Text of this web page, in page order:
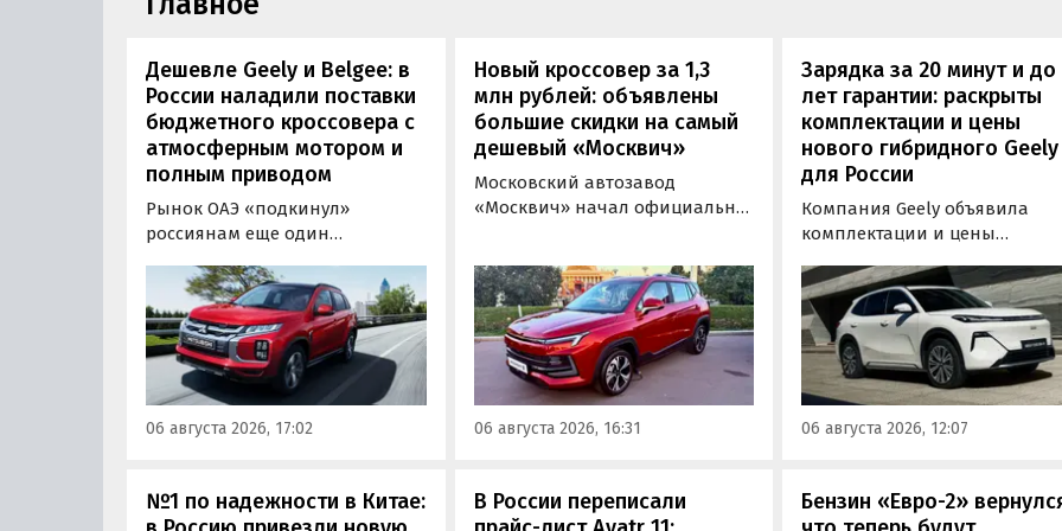
Дешевле Geely и Belgee: в
России наладили поставки
бюджетного кроссовера с
атмосферным мотором и
полным приводом
Рынок ОАЭ «подкинул»
россиянам еще один
продавался в России
официально. Речь о Mitsubishi
ASX: у дилеров в Эмиратах он
стоит примерно от 1 600 000
рублей по текущему курсу, а у
нас с учетом всех расходов
цены на него стартуют от 2 251
06 августа 2026, 17:02
Новый кроссовер за 1,3
млн рублей: объявлены
большие скидки на самый
дешевый «Москвич»
Московский автозавод
«Москвич» начал официально
прямой выгодой в размере 360
тыс. рублей. Получить такую
скидку можно при покупке
нового автомобиля 2025 или
2026 года выпуска в период с 4
по 31 августа, сообщили в
пресс-службе компании.
06 августа 2026, 16:31
Зарядка за 20 минут и до
лет гарантии: раскрыты
комплектации и цены
нового гибридного Geely
для России
Компания Geely объявила
комплектации и цены
новой версии EM-R с
установкой
типа. Автомобиль оснащен
инновационной системой
названием Electric Motor
Extended Range (EM-R) и
заряжаться от 30 до 80% всего
06 августа 2026, 12:07
№1 по надежности в Китае:
В России переписали
Бензин «Евро-2»